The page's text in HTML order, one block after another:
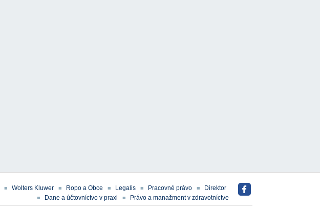
Wolters Kluwer Ropo a Obce Legalis Pracovné právo
Direktor
Dane a účtovníctvo v praxi
Právo a manažment v zdravotníctve